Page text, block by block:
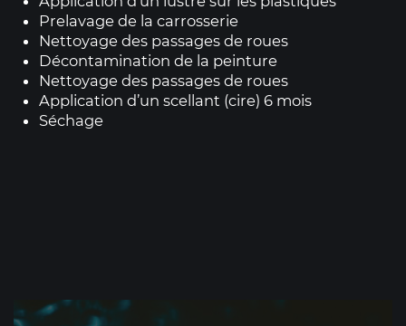
Prelavage de la carrosserie
Nettoyage des passages de roues
Décontamination de la peinture
Nettoyage des passages de roues
Application d’un scellant (cire) 6 mois
Séchage